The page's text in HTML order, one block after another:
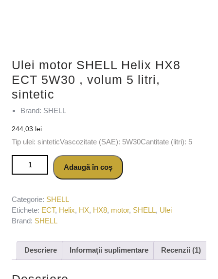
Ulei motor SHELL Helix HX8
ECT 5W30 , volum 5 litri,
sintetic
Brand: SHELL
244,03 lei
Tip ulei: sinteticVascozitate (SAE): 5W30Cantitate (litri): 5
Cantitate Ulei motor SHELL Helix HX8 ECT 5W30 , volum 5
Adaugă în coș
Categorie: SHELL
Etichete: ECT, Helix, HX, HX8, motor, SHELL, Ulei
Brand: SHELL
Descriere Informații suplimentare Recenzii (1)